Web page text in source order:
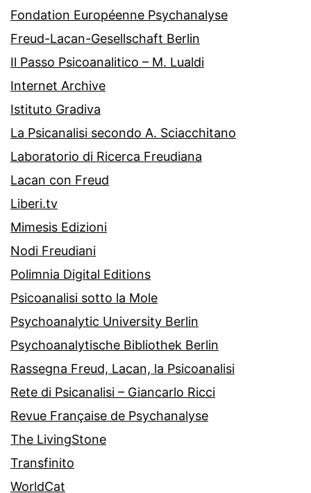
Fondation Européenne Psychanalyse
Freud-Lacan-Gesellschaft Berlin
Il Passo Psicoanalitico – M. Lualdi
Internet Archive
Istituto Gradiva
La Psicanalisi secondo A. Sciacchitano
Laboratorio di Ricerca Freudiana
Lacan con Freud
Liberi.tv
Mimesis Edizioni
Nodi Freudiani
Polimnia Digital Editions
Psicoanalisi sotto la Mole
Psychoanalytic University Berlin
Psychoanalytische Bibliothek Berlin
Rassegna Freud, Lacan, la Psicoanalisi
Rete di Psicanalisi – Giancarlo Ricci
Revue Française de Psychanalyse
The LivingStone
Transfinito
WorldCat